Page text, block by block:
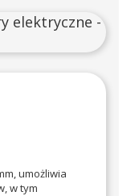
umożliwia
w tym